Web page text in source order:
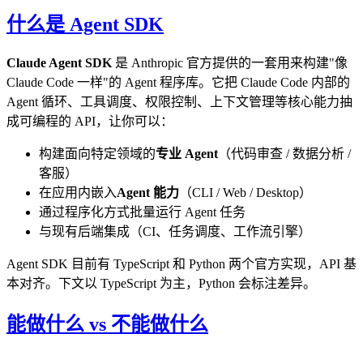
什么是 Agent SDK
Claude Agent SDK是 Anthropic 官方提供的一套用来构建"像
Claude Code 一样"的 Agent 程序库。它把 Claude Code 内部的
Agent 循环、工具调度、权限控制、上下文管理等核心能力抽
成可编程的 API，让你可以：
构建面向特定领域的专业 Agent（代码审查 / 数据分析 /
客服）
在应用内嵌入Agent 能力 （CLI / Web / Desktop）
通过程序化方式批量运行 Agent 任务
与现有后端集成（CI、任务调度、工作流引擎）
Agent SDK 目前有 TypeScript 和 Python 两个官方实现，API 基
本对齐。下文以 TypeScript 为主，Python 会标注差异。
能做什么 vs 不能做什么